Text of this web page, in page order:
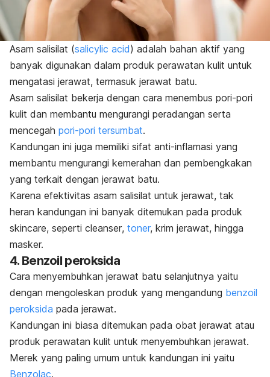
Asam salisilat (salicylic acid) adalah bahan aktif yang
banyak digunakan dalam produk perawatan kulit untuk
mengatasi jerawat, termasuk jerawat batu.
Asam salisilat bekerja dengan cara menembus pori-pori
kulit dan membantu mengurangi peradangan serta
mencegah pori-pori tersumbat.
Kandungan ini juga memiliki sifat anti-inflamasi yang
membantu mengurangi kemerahan dan pembengkakan
yang terkait dengan jerawat batu.
Karena efektivitas asam salisilat untuk jerawat, tak
heran kandungan ini banyak ditemukan pada produk
skincare, seperti cleanser, toner, krim jerawat, hingga
masker.
4. Benzoil peroksida
Cara menyembuhkan jerawat batu selanjutnya yaitu
dengan mengoleskan produk yang mengandung benzoil
peroksida pada jerawat.
Kandungan ini biasa ditemukan pada obat jerawat atau
produk perawatan kulit untuk menyembuhkan jerawat.
Merek yang paling umum untuk kandungan ini yaitu
Benzolac.